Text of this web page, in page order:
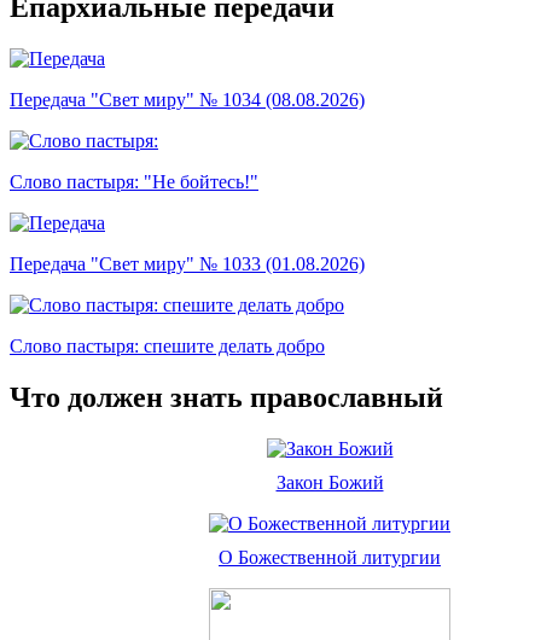
Епархиальные передачи
Передача "Свет миру" № 1034 (08.08.2026)
Слово пастыря: "Не бойтесь!"
Передача "Свет миру" № 1033 (01.08.2026)
Слово пастыря: спешите делать добро
Что должен знать православный
Закон Божий
О Божественной литургии